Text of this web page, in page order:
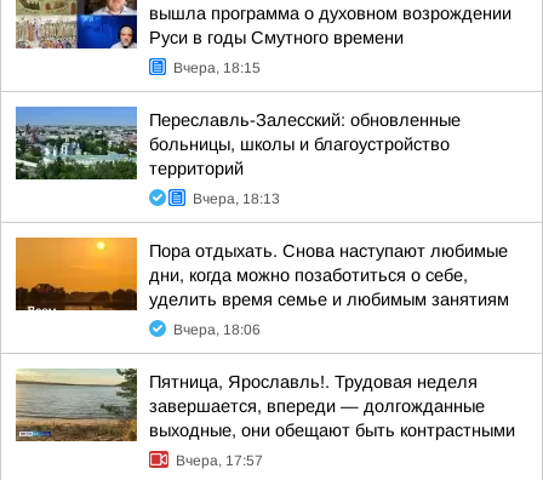
вышла программа о духовном возрождении
Руси в годы Смутного времени
Вчера, 18:15
Переславль-Залесский: обновленные
больницы, школы и благоустройство
территорий
Вчера, 18:13
Пора отдыхать. Снова наступают любимые
дни, когда можно позаботиться о себе,
уделить время семье и любимым занятиям
Вчера, 18:06
Пятница, Ярославль!. Трудовая неделя
завершается, впереди — долгожданные
выходные, они обещают быть контрастными
Вчера, 17:57